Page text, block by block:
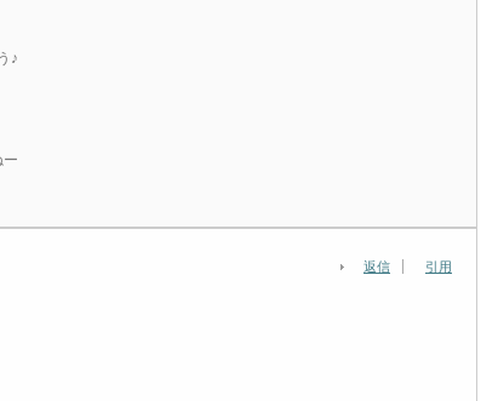
♪
返信 引用